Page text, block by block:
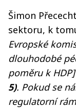
Šimon
sektoru, k
Evropské
dlouhodobé
poměru k
5). Pokud se
regulatorní